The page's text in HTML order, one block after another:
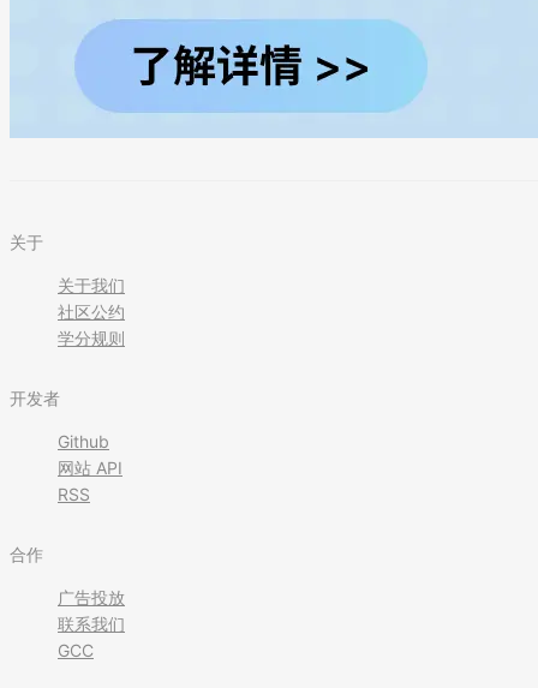
关于
关于我们
社区公约
学分规则
开发者
Github
网站 API
RSS
合作
广告投放
联系我们
GCC